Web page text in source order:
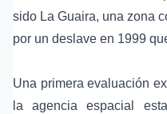
sido La Guaira, una zona
por un deslave en 1999
Una primera evaluación
la agencia espacial